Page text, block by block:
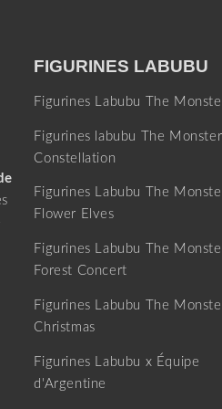
FIGURINES LABUBU
Figurines Labubu The
Figurines labubu The
Constellation
Figurines Labubu The
Flower Elves
Figurines Labubu The
Forest Concert
Figurines Labubu The
Christmas
Figurines Labubu x Équipe
d'Argentine
BONS PLANS
partir de 1 articles achetés.
partir de 2 articles achetés.